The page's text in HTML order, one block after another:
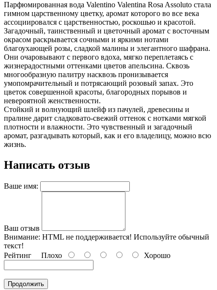
Парфюмированная вода Valentino Valentina Rosa Assoluto стала
гимном царственному цветку, аромат которого во все века
ассоциировался с царственностью, роскошью и красотой.
Загадочный, таинственный и цветочный аромат с восточным
окрасом раскрывается сочными и яркими нотами
благоухающей розы, сладкой малины и элегантного шафрана.
Они очаровывают с первого вдоха, мягко переплетаясь с
жизнерадостными оттенками цветов апельсина. Сквозь
многообразную палитру насквозь пронизывается
умопомрачительный и потрясающий розовый запах. Это
цветок совершенной красоты, благородных порывов и
невероятной женственности.
Стойкий и волнующий шлейф из пачулей, древесины и
пралине дарит сладковато-свежий оттенок с нотками мягкой
плотности и влажности. Это чувственный и загадочный
аромат, разгадывать который, как и его владелицу, можно всю
жизнь.
Написать отзыв
Ваше имя:
Ваш отзыв
Внимание: HTML не поддерживается! Используйте обычный
текст!
Рейтинг Плохо Хорошо
Продолжить